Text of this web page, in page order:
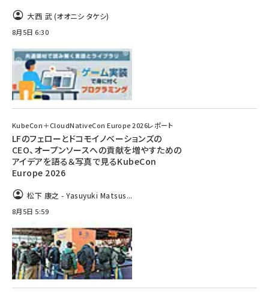
大西 武 (オオニシ タケシ)
8月5日 6:30
KubeCon＋CloudNativeCon Europe 2026レポート
LFのフェローとドコモイノベーションズの
CEO、オープンソースへの貢献を増やすための
アイデアを語る＆写真で見るKubeCon
Europe 2026
松下 康之 - Yasuyuki Matsus...
8月5日 5:59